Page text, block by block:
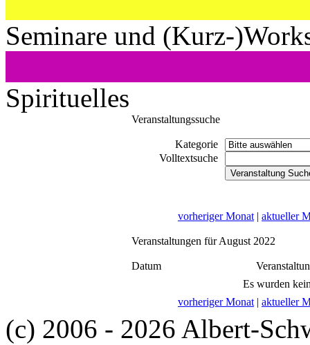
Seminare und (Kurz-
Spirituelles
Veranstaltungssuche
Kategorie
Volltextsuche
vorheriger Monat | aktueller
Veranstaltungen für August 2022
Datum
Es wurden
vorheriger Monat | aktueller
(c) 2006 - 2026 Albert-